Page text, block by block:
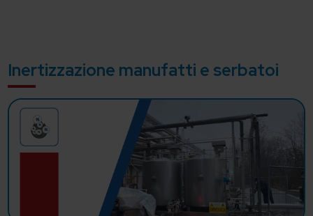
Inertizzazione manufatti e serbatoi